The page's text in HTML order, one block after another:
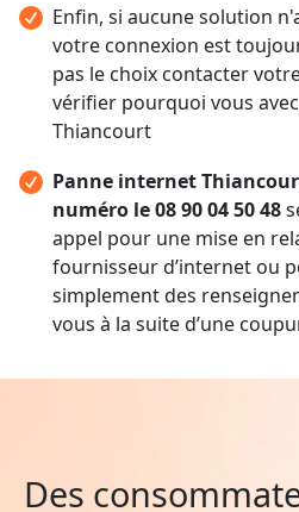
Enfin, si aucune solution
votre connexion est
pas le choix contacter
vérifier pourquoi vous
Thiancourt
Panne internet
numéro le 08 90 04 50 48
appel pour une mise en
fournisseur d’internet ou
simplement des
vous à la suite d’une
Des